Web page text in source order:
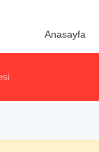
Anasayfa